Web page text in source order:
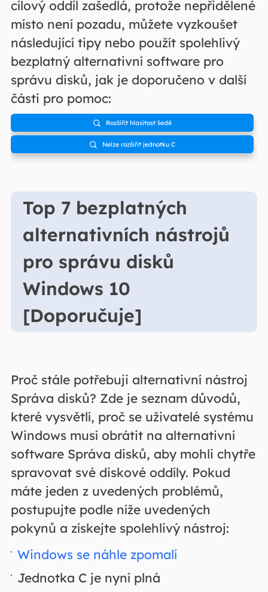
cílový oddíl zašedlá, protože nepřidělené
místo není pozadu, můžete vyzkoušet
následující tipy nebo použít spolehlivý
bezplatný alternativní software pro
správu disků, jak je doporučeno v další
části pro pomoc:
 Rozšířit hlasitost šedě
 Nelze rozšířit jednotku C
Top 7 bezplatných
alternativních nástrojů
pro správu disků
Windows 10
[Doporučuje]
Proč stále potřebuji alternativní nástroj
Správa disků? Zde je seznam důvodů,
které vysvětlí, proč se uživatelé systému
Windows musí obrátit na alternativní
software Správa disků, aby mohli chytře
spravovat své diskové oddíly. Pokud
máte jeden z uvedených problémů,
postupujte podle níže uvedených
pokynů a získejte spolehlivý nástroj:
Windows se náhle zpomalí
Jednotka C je nyní plná